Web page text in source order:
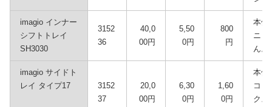
imagio インナー
シフトトレイ
SH3030
3152
36
40,0
00円
5,50
0円
800
円
本体
ニッ
ん。
imagio サイドト
レイ タイプ17
3152
37
20,0
00円
6,30
0円
1,60
0円
本体
コピ
クス